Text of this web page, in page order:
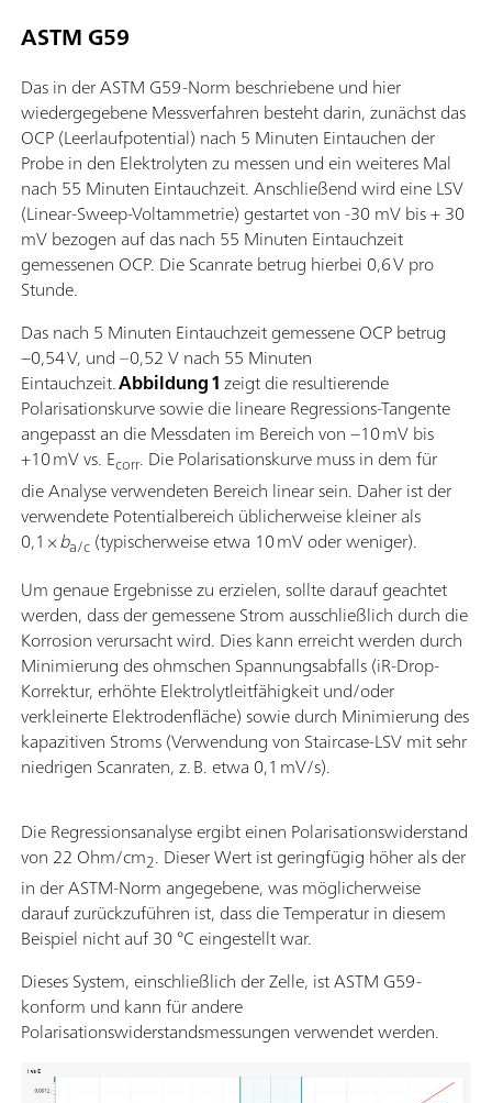
ASTM G59
Das in der ASTM G59-Norm beschriebene und hier
wiedergegebene Messverfahren besteht darin, zunächst das
OCP (Leerlaufpotential) nach 5 Minuten Eintauchen der
Probe in den Elektrolyten zu messen und ein weiteres Mal
nach 55 Minuten Eintauchzeit. Anschließend wird eine LSV
(Linear-Sweep-Voltammetrie) gestartet von -30 mV bis + 30
mV bezogen auf das nach 55 Minuten Eintauchzeit
gemessenen OCP. Die Scanrate betrug hierbei 0,6 V pro
Stunde.
Das nach 5 Minuten Eintauchzeit gemessene OCP betrug
−0,54 V, und –0,52 V nach 55 Minuten
Eintauchzeit.Abbildung 1zeigt die resultierende
Polarisationskurve sowie die lineare Regressions-Tangente
angepasst an die Messdaten im Bereich von −10 mV bis
+10 mV vs. Ecorr. Die Polarisationskurve muss in dem für
die Analyse verwendeten Bereich linear sein. Daher ist der
verwendete Potentialbereich üblicherweise kleiner als
0,1 ×ba/c (typischerweise etwa 10 mV oder weniger).
Um genaue Ergebnisse zu erzielen, sollte darauf geachtet
werden, dass der gemessene Strom ausschließlich durch die
Korrosion verursacht wird. Dies kann erreicht werden durch
Minimierung des ohmschen Spannungsabfalls (iR-Drop-
Korrektur, erhöhte Elektrolytleitfähigkeit und/oder
verkleinerte Elektrodenfläche) sowie durch Minimierung des
kapazitiven Stroms (Verwendung von Staircase-LSV mit sehr
niedrigen Scanraten, z. B. etwa 0,1 mV/s).
Die Regressionsanalyse ergibt einen Polarisationswiderstand
von 22 Ohm/cm2. Dieser Wert ist geringfügig höher als der
in der ASTM-Norm angegebene, was möglicherweise
darauf zurückzuführen ist, dass die Temperatur in diesem
Beispiel nicht auf 30 °C eingestellt war.
Dieses System, einschließlich der Zelle, ist ASTM G59-
konform und kann für andere
Polarisationswiderstandsmessungen verwendet werden.